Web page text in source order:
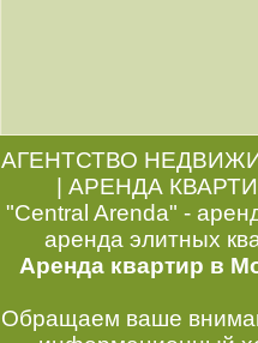
АГЕНТСТВО
|АРЕНДА
"Central Arenda" -
аренда элитных
Аренда квартир в
Обращаем ваше